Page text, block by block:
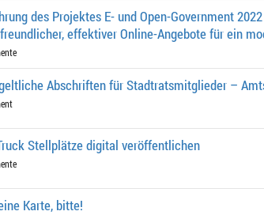
des Projektes E- und Open-Government
effektiver Online-Angeb­ote für ein
Abschriften für Stadtratsmitglieder –
Stellplätze digital veröffentlichen
Karte, bitte!